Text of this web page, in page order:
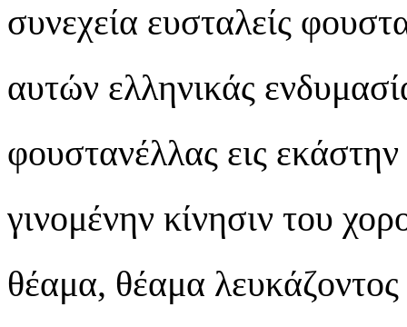
συνεχεία ευσταλείς
αυτών ελληνικάς
φουστανέλλας εις
γινομένην κίνησιν του
θέαμα, θέαμα